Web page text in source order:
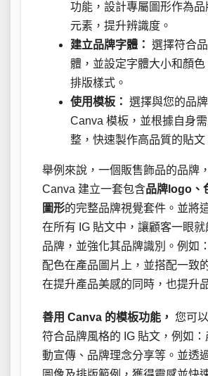
功能，設計專屬圖形作為
元素，提升辨識度。
建立品牌字體： 選擇符合
體，並設定字體大小和顏
排版樣式。
使用模板： 選擇與您的品
Canva 模板，並根據自身
整，快速製作高品質的貼文
舉例來說，一個販售飾品的品牌
Canva 建立一套包含品牌logo、
圖形的完整品牌視覺套件。並將
在所有 IG 貼文中，讓顧客一眼就
品牌，並強化其品牌識別。例如
配色在產品圖片上，並搭配一致
在提升產品美感的同時，也提升
善用 Canva 的模板功能， 您可
符合品牌風格的 IG 貼文，例如
動宣傳、品牌理念分享等。並透